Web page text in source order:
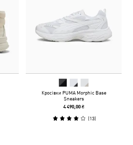
Кросівки PUMA Morphic Base
Sneakers
4 490,00 ₴
(13)